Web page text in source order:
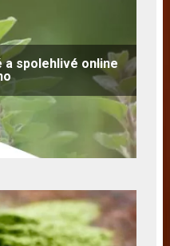
a spolehlivé online